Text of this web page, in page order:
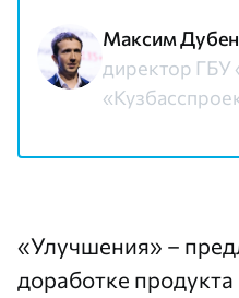
Максим
директор ГБУ
«Улучшения» –
доработке